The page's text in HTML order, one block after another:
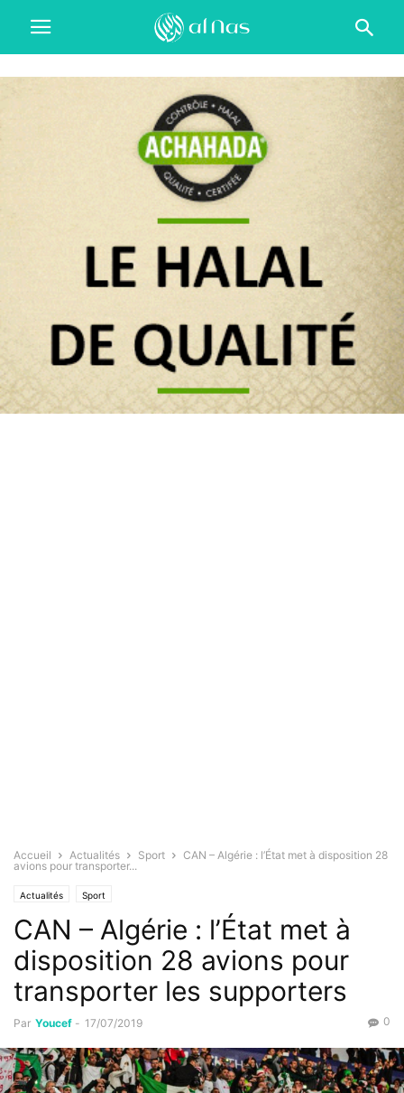
Accueil Actualités Sport
CAN – Algérie : l’État met à disposition 28
avions pour transporter...
Actualités Sport
CAN – Algérie : l’État met à
disposition 28 avions pour
transporter les supporters
Par Youcef - 17/07/2019 0